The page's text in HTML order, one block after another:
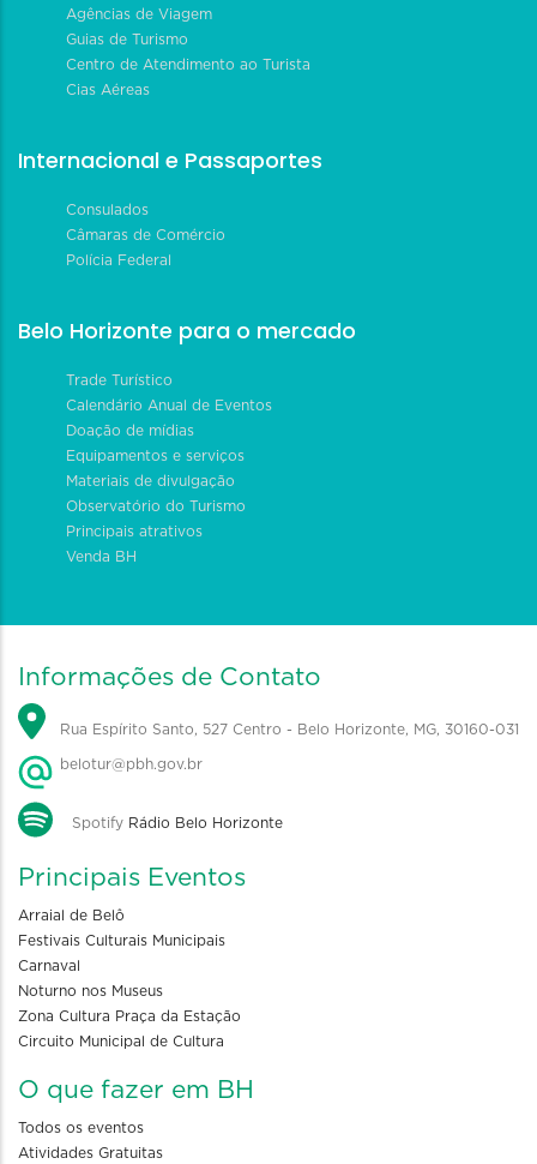
Agências de Viagem
Guias de Turismo
Centro de Atendimento ao Turista
Cias Aéreas
Internacional e Passaportes
Consulados
Câmaras de Comércio
Polícia Federal
Belo Horizonte para o mercado
Trade Turístico
Calendário Anual de Eventos
Doação de mídias
Equipamentos e serviços
Materiais de divulgação
Observatório do Turismo
Principais atrativos
Venda BH
Informações de Contato
Rua Espírito Santo, 527 Centro - Belo Horizonte, MG, 30160-031
belotur@pbh.gov.br
Spotify Rádio Belo Horizonte
Principais Eventos
Arraial de Belô
Festivais Culturais Municipais
Carnaval
Noturno nos Museus
Zona Cultura Praça da Estação
Circuito Municipal de Cultura
O que fazer em BH
Todos os eventos
Atividades Gratuitas